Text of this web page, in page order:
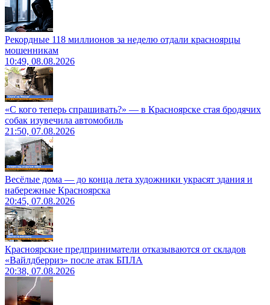
Рекордные 118 миллионов за неделю отдали красноярцы
мошенникам
10:49, 08.08.2026
«С кого теперь спрашивать?» — в Красноярске стая бродячих
собак изувечила автомобиль
21:50, 07.08.2026
Весёлые дома — до конца лета художники украсят здания и
набережные Красноярска
20:45, 07.08.2026
Красноярские предприниматели отказываются от складов
«Вайлдберриз» после атак БПЛА
20:38, 07.08.2026